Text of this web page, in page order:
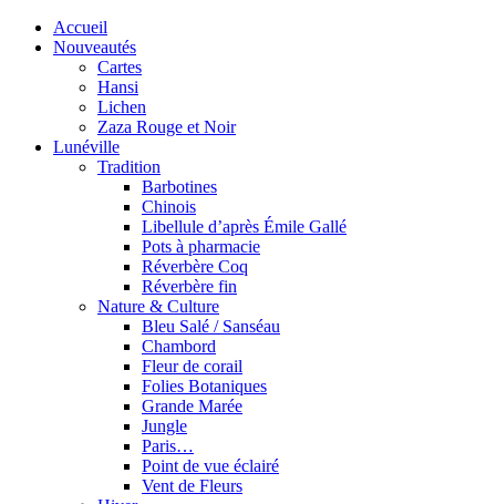
Accueil
Nouveautés
Cartes
Hansi
Lichen
Zaza Rouge et Noir
Lunéville
Tradition
Barbotines
Chinois
Libellule d’après Émile Gallé
Pots à pharmacie
Réverbère Coq
Réverbère fin
Nature & Culture
Bleu Salé / Sanséau
Chambord
Fleur de corail
Folies Botaniques
Grande Marée
Jungle
Paris…
Point de vue éclairé
Vent de Fleurs